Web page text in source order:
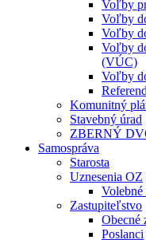
Voľby
Voľby
Voľby
Voľby
(VÚC)
Voľby
Komunitný
Stavebný úrad
ZBERNÝ
Samospráva
Starosta
Uznesenia OZ
Zastupiteľstvo
Obecné
Poslanci